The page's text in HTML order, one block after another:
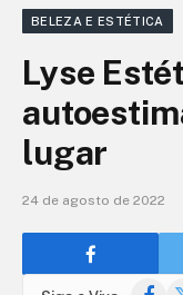
BELEZA E ESTÉTICA
Lyse
lugar
24 de agosto de 2022
X